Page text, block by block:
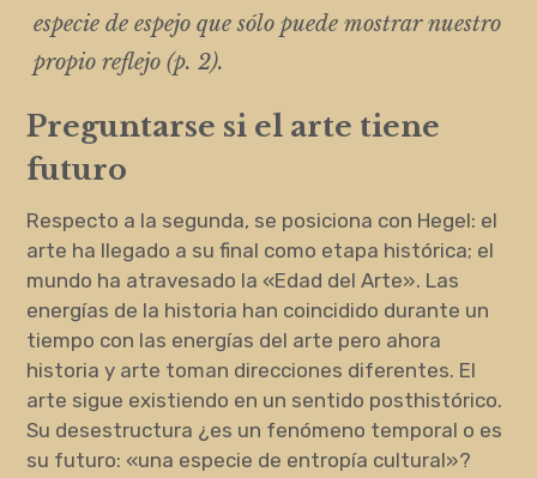
especie de espejo que sólo puede mostrar nuestro
propio reflejo (p. 2).
Preguntarse si el arte tiene
futuro
Respecto a la segunda, se posiciona con Hegel: el
arte ha llegado a su final como etapa histórica; el
mundo ha atravesado la «Edad del Arte». Las
energías de la historia han coincidido durante un
tiempo con las energías del arte pero ahora
historia y arte toman direcciones diferentes. El
arte sigue existiendo en un sentido posthistórico.
Su desestructura ¿es un fenómeno temporal o es
su futuro: «una especie de entropía cultural»?